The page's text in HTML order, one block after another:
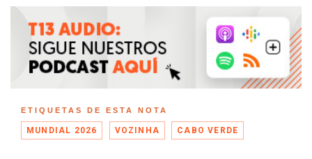
ETIQUETAS DE ESTA NOTA
MUNDIAL 2026 VOZINHA CABO VERDE